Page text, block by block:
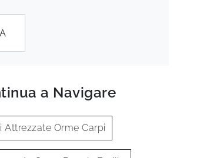
a Navigare
Attrezzate Orme Carpi